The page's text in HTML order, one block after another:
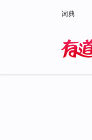
词典